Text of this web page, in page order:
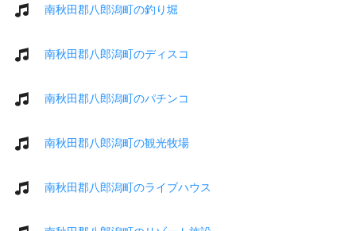
南秋田郡八郎潟町の釣り堀
南秋田郡八郎潟町のディスコ
南秋田郡八郎潟町のパチンコ
南秋田郡八郎潟町の観光牧場
南秋田郡八郎潟町のライブハウス